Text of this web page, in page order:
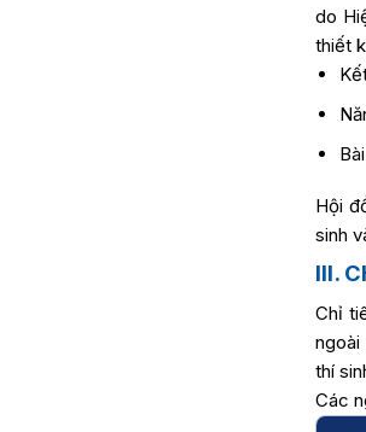
do
thiết
Hội
sinh
III.
Chỉ
ngoài
thí
Các